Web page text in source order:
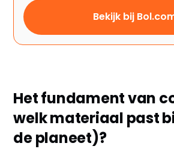
Bekijk bij
Het fundament van
welk materiaal past
de planeet)?